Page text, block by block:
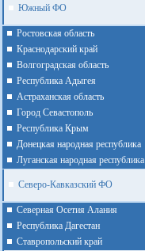
Южный ФО
Ростовская область
Краснодарский край
Волгоградская область
Республика Адыгея
Астраханская область
Город Севастополь
Республика Крым
Донецкая народная республика
Луганская народная республика
Северо-Кавказский ФО
Северная Осетия Алания
Республика Дагестан
Ставропольский край